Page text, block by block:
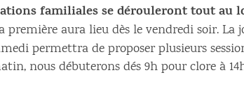
familiales se dérouleront tout au
première aura lieu dès le vendredi soir. La
permettra de proposer plusieurs
nous débuterons dés 9h pour clore à